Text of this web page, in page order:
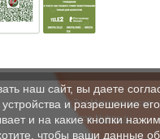
МБУДО «ДШИ №7» г.Магнитогорска
© Конструктор сайтовNubex.ru
наш сайт, вы даете
и разрешение
и на какие кнопки
чтобы ваши данные